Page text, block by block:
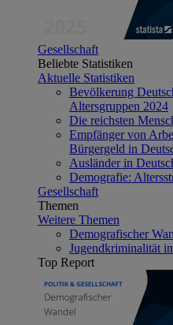
Gesellschaft
Beliebte Statistiken
Aktuelle Statistiken
Bevölkerung
Altersgruppen 2024
Die reichsten
Empfänger von
Bürgergeld in
Ausländer in
Demografie:
Gesellschaft
Themen
Weitere Themen
Demografischer
Jugendkriminalität
Top Report